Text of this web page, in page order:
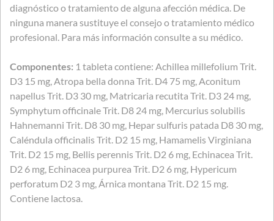
diagnóstico o tratamiento de alguna afección médica. De
ninguna manera sustituye el consejo o tratamiento médico
profesional. Para más información consulte a su médico.
Componentes: 1 tableta contiene: Achillea millefolium Trit.
D3 15 mg, Atropa bella donna Trit. D4 75 mg, Aconitum
napellus Trit. D3 30 mg, Matricaria recutita Trit. D3 24 mg,
Symphytum officinale Trit. D8 24 mg, Mercurius solubilis
Hahnemanni Trit. D8 30 mg, Hepar sulfuris patada D8 30 mg,
Caléndula officinalis Trit. D2 15 mg, Hamamelis Virginiana
Trit. D2 15 mg, Bellis perennis Trit. D2 6 mg, Echinacea Trit.
D2 6 mg, Echinacea purpurea Trit. D2 6 mg, Hypericum
perforatum D2 3 mg, Árnica montana Trit. D2 15 mg.
Contiene lactosa.